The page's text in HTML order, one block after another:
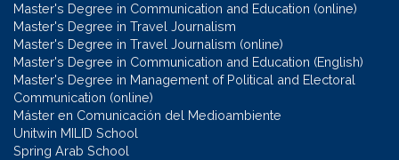
Master's Degree in Communication and Education (online)
Master's Degree in Travel Journalism
Master's Degree in Travel Journalism (online)
Master's Degree in Communication and Education (English)
Master's Degree in Management of Political and Electoral
Communication (online)
Máster en Comunicación del Medioambiente
Unitwin MILID School
Spring Arab School